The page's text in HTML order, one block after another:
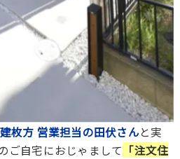
枚方 営業担当の田伏さんと実
ご自宅におじゃまして 「注文住